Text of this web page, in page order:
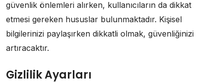
güvenlik önlemleri alırken, kullanıcıların da dikkat
etmesi gereken hususlar bulunmaktadır. Kişisel
bilgilerinizi paylaşırken dikkatli olmak, güvenliğinizi
artıracaktır.
Gizlilik Ayarları